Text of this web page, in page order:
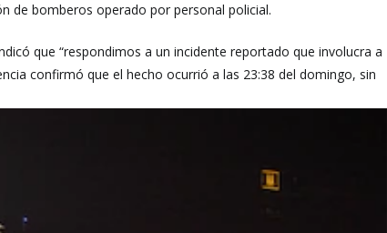
de bomberos operado por personal policial.
que “respondimos a un incidente reportado que involucra a
confirmó que el hecho ocurrió a las 23:38 del domingo, sin